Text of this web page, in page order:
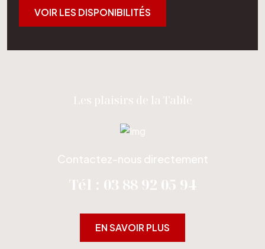
VOIR LES DISPONIBILITÉS
Les plaisirs de la Table
Contactez-nous directement
Tél : 03 88 92 05 94
EN SAVOIR PLUS